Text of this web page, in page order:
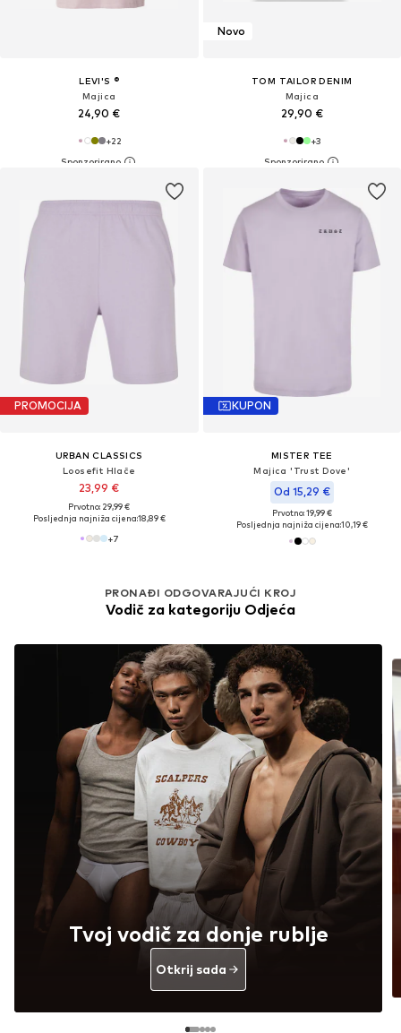
LEVI'S ®
Majica
24,90 €
+22
Novo
TOM TAILOR DENIM
Majica
29,90 €
+3
PROMOCIJA
URBAN CLASSICS
Loosefit Hlače
23,99 €
Prvotno: 29,99 €
Posljednja najniža cijena:18,89 €
+7
KUPON
MISTER TEE
Majica 'Trust Dove'
Od 15,29 €
Prvotno: 19,99 €
Posljednja najniža cijena:10,19 €
PRONAĐI ODGOVARAJUĆI KROJ
Vodič za kategoriju Odjeća
Tvoj vodič za donje rublje
Otkrij sada